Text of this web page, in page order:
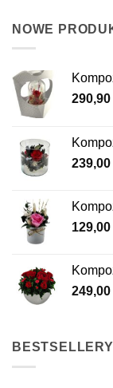
NOWE
290,90
239,00
129,00
249,00
BESTSELLERY